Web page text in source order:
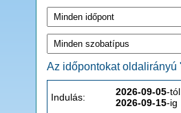
Az időpontokat oldalirányú
Indulás: 2026-09-05-tól
2026-09-15-ig